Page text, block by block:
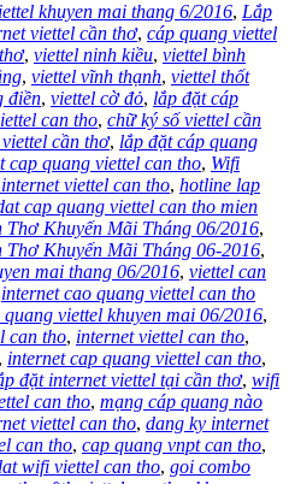
khuyen mai thang 6/2016, Lắp
viettel cần thơ, cáp quang viettel
, viettel ninh kiều, viettel bình
, viettel vĩnh thạnh, viettel thốt
điền, viettel cờ đỏ, lắp đặt cáp
can tho, chữ ký số viettel cần
cần thơ, lắp đặt cáp quang
cap quang viettel can tho, Wifi
viettel can tho, hotline lap
cap quang viettel can tho mien
Thơ Khuyến Mãi Tháng 06/2016,
Thơ Khuyến Mãi Tháng 06-2016,
mai thang 06/2016, viettel can
internet cao quang viettel can tho
quang viettel khuyen mai 06/2016,
can tho, internet viettel can tho,
, internet cap quang viettel can tho,
đặt internet viettel tại cần thơ, wifi
can tho, mạng cáp quang nào
viettel can tho, dang ky internet
can tho, cap quang vnpt can tho,
wifi viettel can tho, goi combo